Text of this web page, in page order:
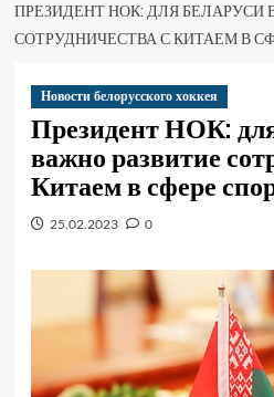
ПРЕЗИДЕНТ НОК: ДЛЯ БЕЛАРУСИ
СОТРУДНИЧЕСТВА С КИТАЕМ В
Новости белорусского хоккея
Президент НОК:
важно развитие
Китаем в сфере
25.02.2023 0